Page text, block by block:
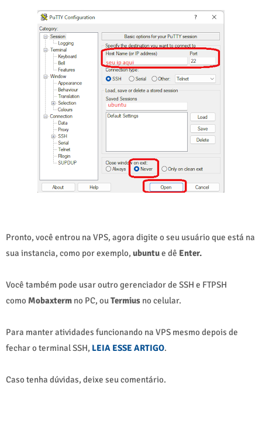
Pronto, você entrou na VPS, agora digite o seu usuário que está na
sua instancia, como por exemplo, ubuntue dê Enter.
Você também pode usar outro gerenciador de SSH e FTPSH
como Mobaxterm no PC, ouTermius no celular.
Para manter atividades funcionando na VPS mesmo depois de
fechar o terminal SSH, LEIA ESSE ARTIGO.
Caso tenha dúvidas, deixe seu comentário.